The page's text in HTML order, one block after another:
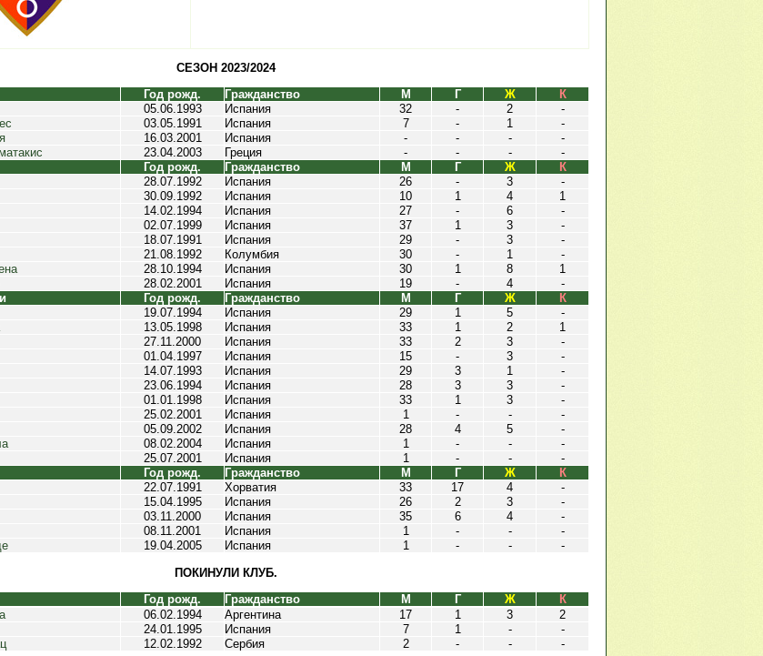
СЕЗОН 2023/2024
Год рожд. Гражданство М Г Ж
К
05.06.1993 Испания 32 - 2
-
03.05.1991 Испания 7 - 1
-
16.03.2001 Испания - - -
-
23.04.2003 Греция - - -
-
Год рожд. Гражданство М Г Ж
К
28.07.1992 Испания 26 - 3
-
30.09.1992 Испания 10 1 4
1
14.02.1994 Испания 27 - 6
-
02.07.1999 Испания 37 1 3
-
18.07.1991 Испания 29 - 3
-
21.08.1992 Колумбия 30 - 1
-
28.10.1994 Испания 30 1 8
1
28.02.2001 Испания 19 - 4
-
Год рожд. Гражданство М Г Ж
К
19.07.1994 Испания 29 1 5
-
13.05.1998 Испания 33 1 2
1
27.11.2000 Испания 33 2 3
-
01.04.1997 Испания 15 - 3
-
14.07.1993 Испания 29 3 1
-
23.06.1994 Испания 28 3 3
-
01.01.1998 Испания 33 1 3
-
25.02.2001 Испания 1 - -
-
05.09.2002 Испания 28 4 5
-
08.02.2004 Испания 1 - -
-
25.07.2001 Испания 1 - -
-
Год рожд. Гражданство М Г Ж
К
22.07.1991 Хорватия 33 17 4
-
15.04.1995 Испания 26 2 3
-
03.11.2000 Испания 35 6 4
-
08.11.2001 Испания 1 - -
-
19.04.2005 Испания 1 - -
-
ПОКИНУЛИ КЛУБ.
Год рожд. Гражданство М Г Ж
К
06.02.1994 Аргентина 17 1 3
2
24.01.1995 Испания 7 1 -
-
12.02.1992 Сербия 2 - -
-